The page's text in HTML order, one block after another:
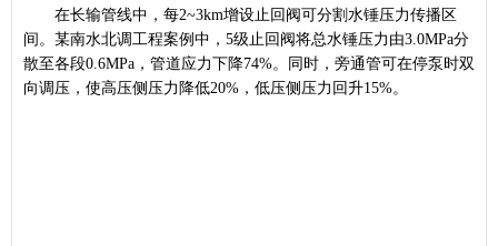
在长输管线中，每2~3km增设止回阀可分割水锤压力传播区
间。某南水北调工程案例中，5级止回阀将总水锤压力由3.0MPa分
散至各段0.6MPa，管道应力下降74%。同时，旁通管可在停泵时双
向调压，使高压侧压力降低20%，低压侧压力回升15%。